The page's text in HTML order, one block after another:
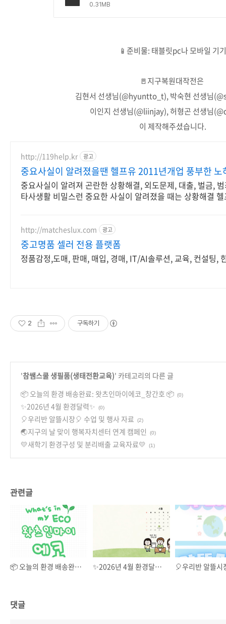
0.31MB
📱준비물: 태블릿pc나 모바일 기기
🚪지구복원대작전은
김현서 선생님(@hyuntto_t), 박숙현 선생님
이인지 선생님(@liinjay), 허형곤 선생님
이 제작해주셨습니다.
http://119help.kr 광고
중요사실이 알려졌을땐 헬프유 2011년개업 풍부한 노
중요사실이 알려져 곤란한 상황해결, 외도문제, 대출, 벌금,
타사생활 비밀스런 중요한 사실이 알려졌을 때는 상황해결
http://matcheslux.com 광고
중고명품 셀러 전용 플랫폼
정품감정,도매, 판매, 매입, 경매, IT/AI솔루션, 교육, 컨설팅,
2 구독하기
'참쌤스쿨 생필품(생태전환교육)' 카테고리의 다른 글
📦 오늘의 환경 배송완료: 왓츠인마이에코_창간호 📦 (0)
✨2026년 4월 환경달력✨ (0)
🎈우리반 알뜰시장🎈 수업 및 행사 자료 (2)
🌏지구의 날 맞이 행복자치센터 연계 캠페인 (0)
💛새학기 환경구성 및 분리배출 교육자료💛 (1)
관련글
📦 오늘의 환경 배송완료: 왓츠인마이에코_창간호 📦 ✨2026년 4월 환경달력✨
댓글